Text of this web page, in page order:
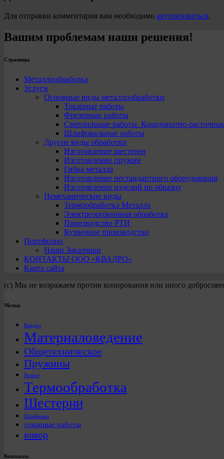
Для отправки комментария вам необходимо авторизоваться.
Вашим проблемам наши решения!
Страницы
Металлообработка
Услуги
Основные виды металлообработки
Токарные работы
Фрезерные работы
Сверлильные работы. Координатно-
Шлифовальные работы
Другие виды обработки
Изготовление шестерен
Изготовление пружин
Гибка металла
Изготовление нестандартного оборудования
Изготовление изделий по образцу
Немеханические виды
Термообработка Металла
Электроэрозионная обработка
Производство РТИ
Кузнечное производство
Портфолио
Наши Заказчики
КОНТАКТЫ ООО «КВАДРО»
Карта сайта
(с) Мы не возражаем против копирования или иного
Метки
Квадро
Материаловедение
Общетехническое
Пружины
Разное
Термообработка
Шестерни
Шлифовка
токарные работы
юмор
Контакты